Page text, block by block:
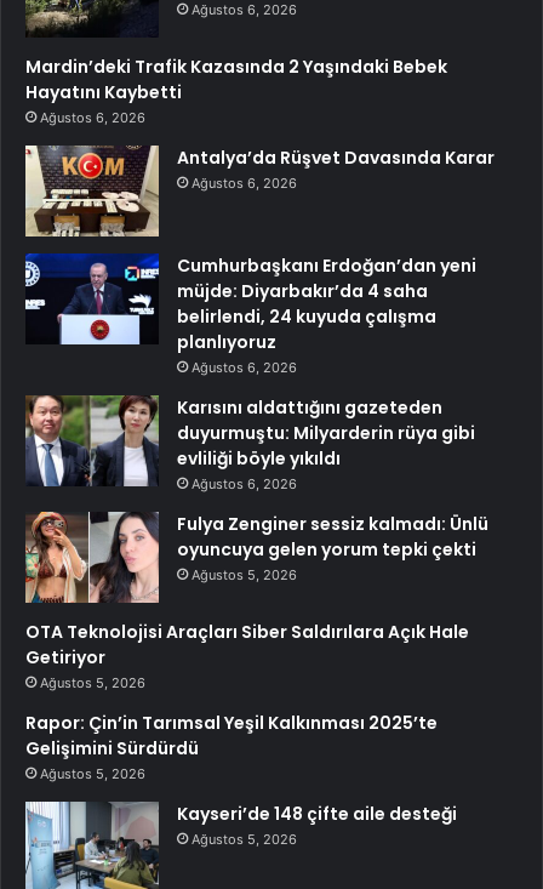
Ağustos 6, 2026
Mardin’deki Trafik Kazasında 2 Yaşındaki Bebek
Hayatını Kaybetti
Ağustos 6, 2026
Antalya’da Rüşvet Davasında Karar
Ağustos 6, 2026
Cumhurbaşkanı Erdoğan’dan yeni
müjde: Diyarbakır’da 4 saha
belirlendi, 24 kuyuda çalışma
planlıyoruz
Ağustos 6, 2026
Karısını aldattığını gazeteden
duyurmuştu: Milyarderin rüya gibi
evliliği böyle yıkıldı
Ağustos 6, 2026
Fulya Zenginer sessiz kalmadı: Ünlü
oyuncuya gelen yorum tepki çekti
Ağustos 5, 2026
OTA Teknolojisi Araçları Siber Saldırılara Açık Hale
Getiriyor
Ağustos 5, 2026
Rapor: Çin’in Tarımsal Yeşil Kalkınması 2025’te
Gelişimini Sürdürdü
Ağustos 5, 2026
Kayseri’de 148 çifte aile desteği
Ağustos 5, 2026